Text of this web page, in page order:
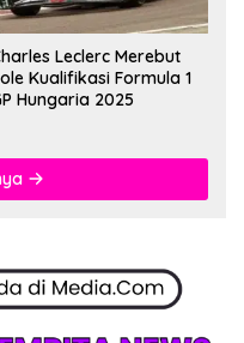
Leclerc Merebut
Kualifikasi Formula 1
Hungaria 2025